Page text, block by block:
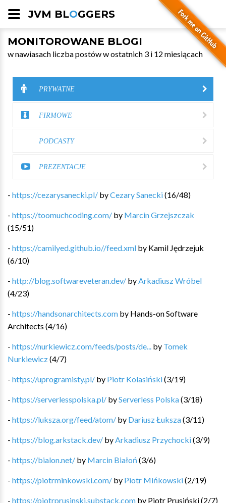
JVM BLOGGERS
MONITOROWANE BLOGI
w nawiasach liczba postów w ostatnich 3 i 12 miesiącach
PRYWATNE
FIRMOWE
PODCASTY
PREZENTACJE
- https://cezarysanecki.pl/ byCezary Sanecki(16/48)
- https://toomuchcoding.com/ by Marcin Grzejszczak
(15/51)
- https://camilyed.github.io//feed.xml by Kamil Jędrzejuk
(6/10)
- http://blog.softwareveteran.dev/ by Arkadiusz Wróbel
(4/23)
- https://handsonarchitects.com by Hands-on Software
Architects (4/16)
- https://nurkiewicz.com/feeds/posts/de... by Tomek
Nurkiewicz(4/7)
- https://uprogramisty.pl/ by Piotr Kolasiński(3/19)
- https://serverlesspolska.pl/ byServerless Polska(3/18)
- https://luksza.org/feed/atom/ by Dariusz Łuksza(3/11)
- https://blog.arkstack.dev/ by Arkadiusz Przychocki(3/9)
- https://bialon.net/ by Marcin Białoń (3/6)
- https://piotrminkowski.com/ by Piotr Mińkowski(2/19)
- https://piotrprusinski.substack.com by Piotr Prusiński(2/7)